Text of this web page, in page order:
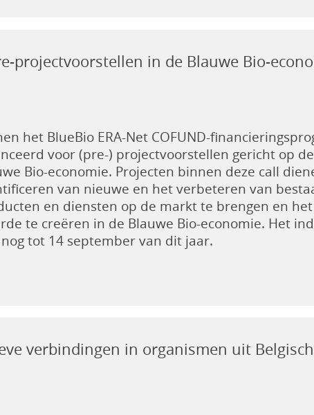
projectvoorstellen in de Blauwe Bio-
het BlueBio ERA-Net COFUND-
voor (pre-) projectvoorstellen gericht op
Bio-economie. Projecten binnen deze call
van nieuwe en het verbeteren van
en diensten op de markt te brengen en
te creëren in de Blauwe Bio-economie. Het
tot 14 september van dit jaar.
verbindingen in organismen uit